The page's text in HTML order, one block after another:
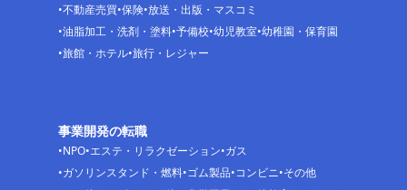
不動産売買 保険 放送・出版・マスコミ
油脂加工・洗剤・塗料 予備校 幼児教室 幼稚園・保育園
旅館・ホテル 旅行・レジャー
事業開発の転職
NPO エステ・リラクゼーション ガス
ガソリンスタンド・燃料 ゴム製品 コンビニ その他